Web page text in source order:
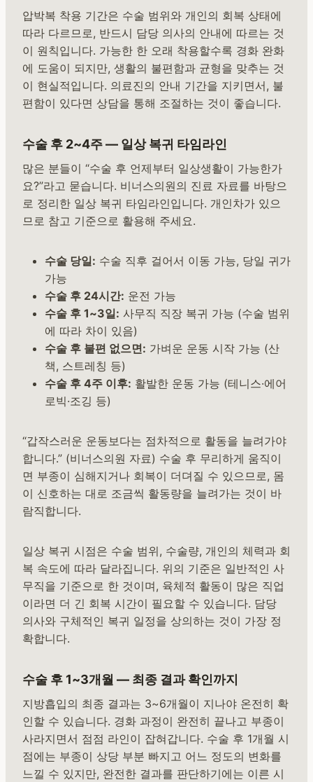
압박복 착용 기간은 수술 범위와 개인의 회복 상태에
따라 다르므로, 반드시 담당 의사의 안내에 따르는 것
이 원칙입니다. 가능한 한 오래 착용할수록 경화 완화
에 도움이 되지만, 생활의 불편함과 균형을 맞추는 것
이 현실적입니다. 의료진의 안내 기간을 지키면서, 불
편함이 있다면 상담을 통해 조절하는 것이 좋습니다.
수술 후 2~4주 — 일상 복귀 타임라인
많은 분들이 “수술 후 언제부터 일상생활이 가능한가
요?”라고 묻습니다. 비너스의원의 진료 자료를 바탕으
로 정리한 일상 복귀 타임라인입니다. 개인차가 있으
므로 참고 기준으로 활용해 주세요.
수술 당일: 수술 직후 걸어서 이동 가능, 당일 귀가
가능
수술 후 24시간: 운전 가능
수술 후 1~3일: 사무직 직장 복귀 가능 (수술 범위
에 따라 차이 있음)
수술 후 불편 없으면: 가벼운 운동 시작 가능 (산
책, 스트레칭 등)
수술 후 4주 이후: 활발한 운동 가능 (테니스·에어
로빅·조깅 등)
“갑작스러운 운동보다는 점차적으로 활동을 늘려가야
합니다.” (비너스의원 자료) 수술 후 무리하게 움직이
면 부종이 심해지거나 회복이 더뎌질 수 있으므로, 몸
이 신호하는 대로 조금씩 활동량을 늘려가는 것이 바
람직합니다.
일상 복귀 시점은 수술 범위, 수술량, 개인의 체력과 회
복 속도에 따라 달라집니다. 위의 기준은 일반적인 사
무직을 기준으로 한 것이며, 육체적 활동이 많은 직업
이라면 더 긴 회복 시간이 필요할 수 있습니다. 담당
의사와 구체적인 복귀 일정을 상의하는 것이 가장 정
확합니다.
수술 후 1~3개월 — 최종 결과 확인까지
지방흡입의 최종 결과는 3~6개월이 지나야 온전히 확
인할 수 있습니다. 경화 과정이 완전히 끝나고 부종이
사라지면서 점점 라인이 잡혀갑니다. 수술 후 1개월 시
점에는 부종이 상당 부분 빠지고 어느 정도의 변화를
느낄 수 있지만, 완전한 결과를 판단하기에는 이른 시